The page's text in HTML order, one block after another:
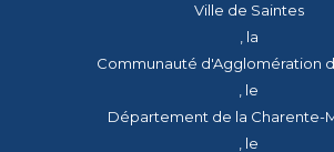
Ville de Saintes
, la
Communauté d'Agglomération
, le
Département de la Charente-
, le